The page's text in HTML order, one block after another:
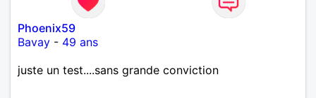
Phoenix59
Bavay - 49 ans
juste un test....sans grande conviction